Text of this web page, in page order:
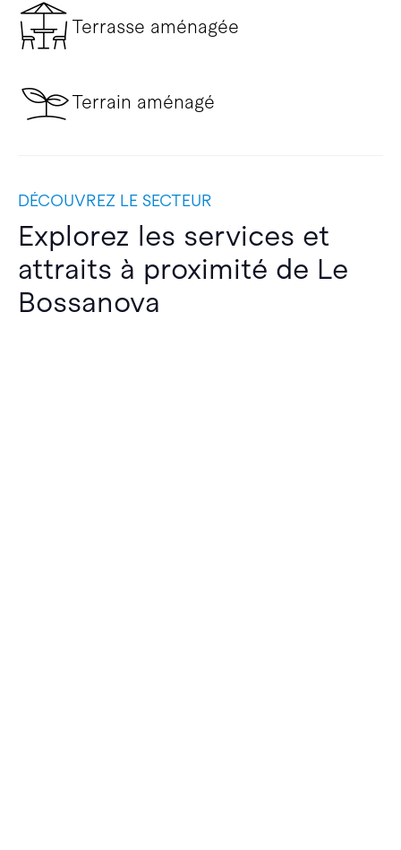
Terrasse aménagée
Terrain aménagé
DÉCOUVREZ LE SECTEUR
Explorez les services et
attraits à proximité de Le
Bossanova